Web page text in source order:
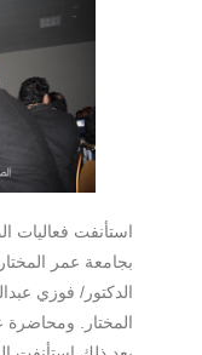
استأنفت فعاليات
بجامعة عمر
الدكتور/ فوزي
المختار.